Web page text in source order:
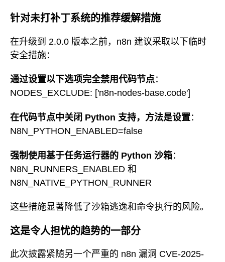
针对未打补丁系统的推荐缓解措施
在升级到 2.0.0 版本之前，n8n 建议采取以下临时
安全措施：
通过设置以下选项完全禁用代码节点：
NODES_EXCLUDE: ['n8n-nodes-base.code']
在代码节点中关闭 Python 支持，方法是设置：
N8N_PYTHON_ENABLED=false
强制使用基于任务运行器的 Python 沙箱：
N8N_RUNNERS_ENABLED 和
N8N_NATIVE_PYTHON_RUNNER
这些措施显著降低了沙箱逃逸和命令执行的风险。
这是令人担忧的趋势的一部分
此次披露紧随另一个严重的 n8n 漏洞 CVE-2025-